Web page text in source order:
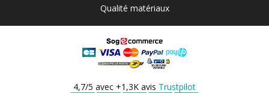
Qualité matériaux
4,7/5 avec +1,3K avis Trustpilot